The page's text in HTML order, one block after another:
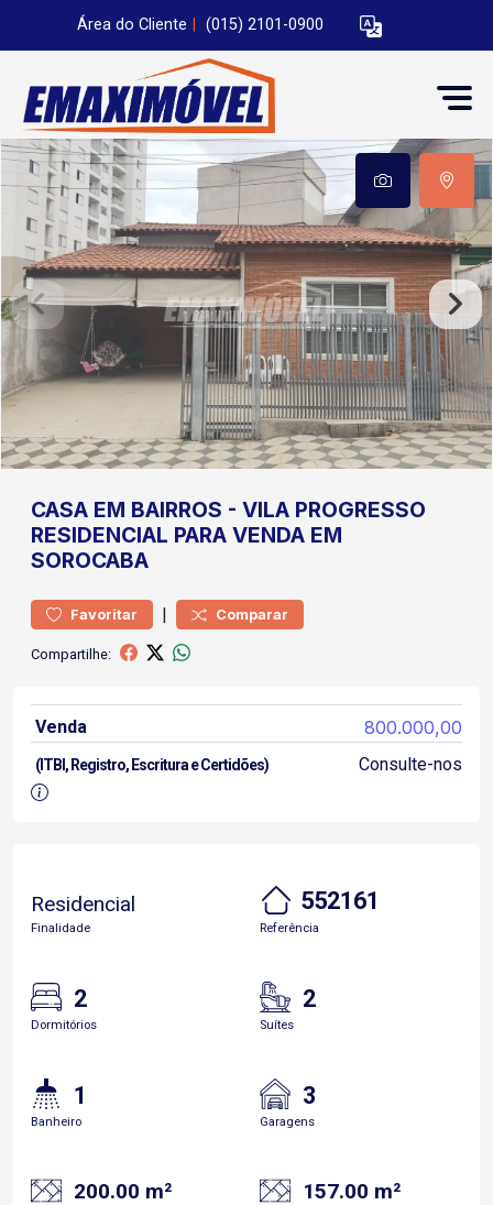
Área do Cliente (015) 2101-0900
CASA EM BAIRROS - VILA PROGRESSO
RESIDENCIAL PARA VENDA EM
SOROCABA
Favoritar | Comparar
Compartilhe:
Venda 800.000,00
(ITBI, Registro, Escritura e Certidões) Consulte-nos
Residencial
Finalidade
552161
Referência
2
Dormitórios
2
Suítes
1
Banheiro
3
Garagens
200.00 m² 157.00 m²